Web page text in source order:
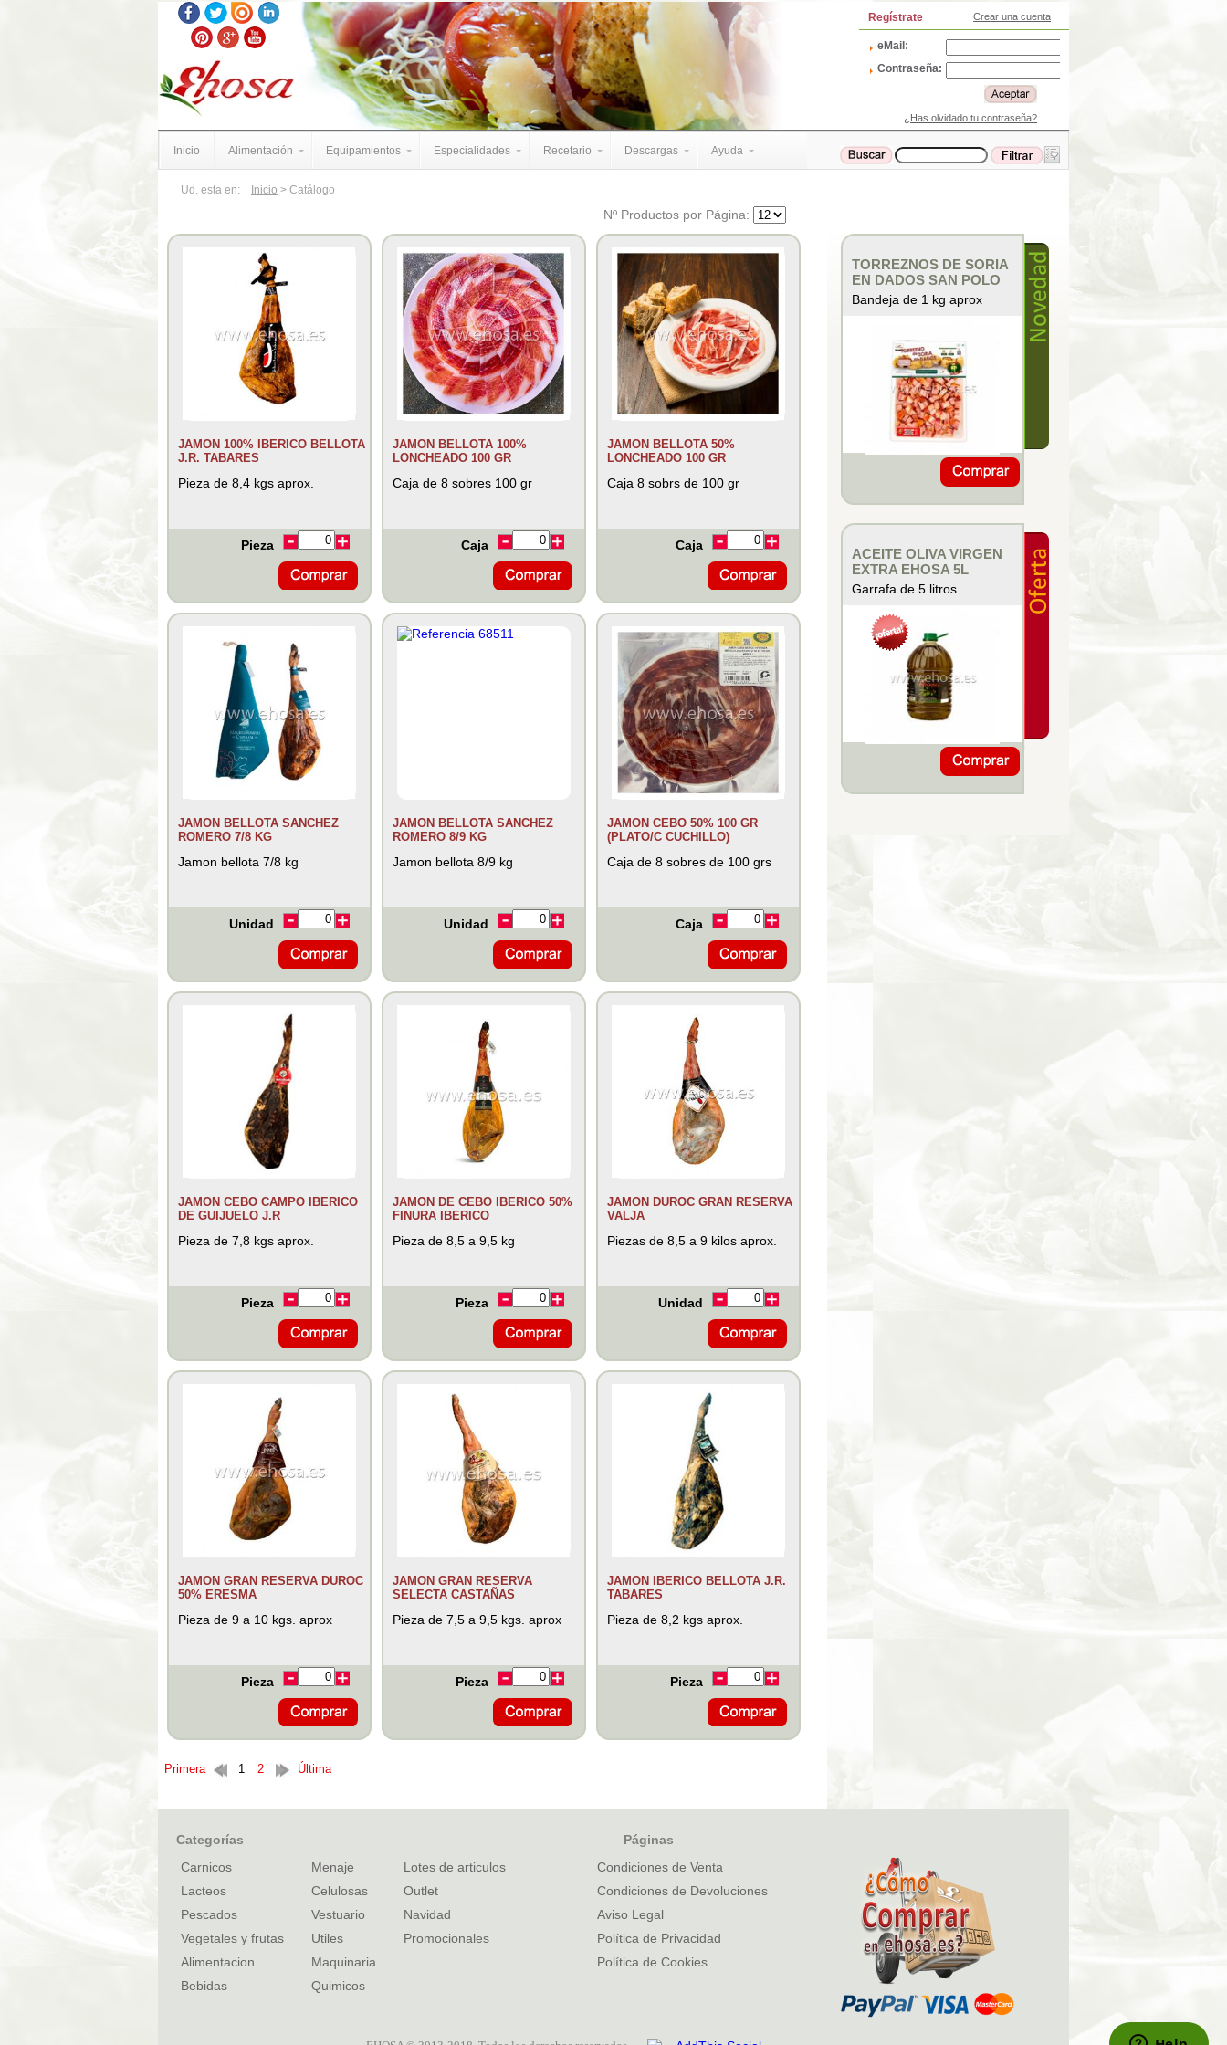
Regístrate Crear una cuenta
eMail:
Contraseña:
¿Has olvidado tu contraseña?
Inicio Alimentación Equipamientos Especialidades Recetario Descargas Ayuda
Ud. esta en: Inicio > Catálogo
Nº Productos por Página:
JAMON 100% IBERICO BELLOTA
J.R. TABARES
Pieza de 8,4 kgs aprox.
Pieza
JAMON BELLOTA 100%
LONCHEADO 100 GR
Caja de 8 sobres 100 gr
Caja
JAMON BELLOTA 50%
LONCHEADO 100 GR
Caja 8 sobrs de 100 gr
Caja
JAMON BELLOTA SANCHEZ
ROMERO 7/8 KG
Jamon bellota 7/8 kg
Unidad
JAMON BELLOTA SANCHEZ
ROMERO 8/9 KG
Jamon bellota 8/9 kg
Unidad
JAMON CEBO 50% 100 GR
(PLATO/C CUCHILLO)
Caja de 8 sobres de 100 grs
Caja
JAMON CEBO CAMPO IBERICO
DE GUIJUELO J.R
Pieza de 7,8 kgs aprox.
Pieza
JAMON DE CEBO IBERICO 50%
FINURA IBERICO
Pieza de 8,5 a 9,5 kg
Pieza
JAMON DUROC GRAN RESERVA
VALJA
Piezas de 8,5 a 9 kilos aprox.
Unidad
JAMON GRAN RESERVA DUROC
50% ERESMA
Pieza de 9 a 10 kgs. aprox
Pieza
JAMON GRAN RESERVA
SELECTA CASTAÑAS
Pieza de 7,5 a 9,5 kgs. aprox
Pieza
JAMON IBERICO BELLOTA J.R.
TABARES
Pieza de 8,2 kgs aprox.
Pieza
Primera 1 2 Última
TORREZNOS DE SORIA
EN DADOS SAN POLO
Bandeja de 1 kg aprox
ACEITE OLIVA VIRGEN
EXTRA EHOSA 5L
Garrafa de 5 litros
Categorías
Páginas
Carnicos
Lacteos
Pescados
Vegetales y frutas
Alimentacion
Bebidas
Menaje
Celulosas
Vestuario
Utiles
Maquinaria
Quimicos
Lotes de articulos
Outlet
Navidad
Promocionales
Condiciones de Venta
Condiciones de Devoluciones
Aviso Legal
Política de Privacidad
Política de Cookies